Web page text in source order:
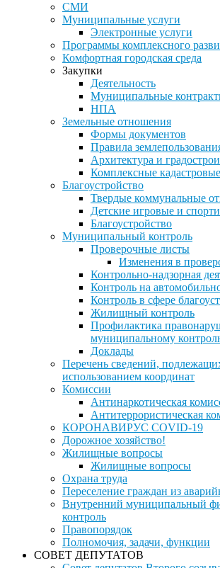
СМИ
Муниципальные услуги
Электронные услуги
Программы комплексного
Комфортная городская среда
Закупки
Деятельность
Муниципальные
НПА
Земельные отношения
Формы документов
Правила
Архитектура и
Комплексные
Благоустройство
Твердые коммунальные
Детские игровые и
Благоустройство
Муниципальный контроль
Проверочные листы
Изменения в
Контрольно-надзорная
Контроль на
Контроль в сфере
Жилищный контроль
Профилактика
муниципальному
Доклады
Перечень сведений,
использованием координат
Комиссии
Антинаркотическая
Антитеррористическая
КОРОНАВИРУС COVID-19
Дорожное хозяйство!
Жилищные вопросы
Жилищные вопросы
Охрана труда
Переселение граждан из
Внутренний муниципальный
контроль
Правопорядок
Полномочия, задачи, функции
СОВЕТ ДЕПУТАТОВ